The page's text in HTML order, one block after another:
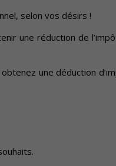
selon vos désirs !
une réduction de
une déduction